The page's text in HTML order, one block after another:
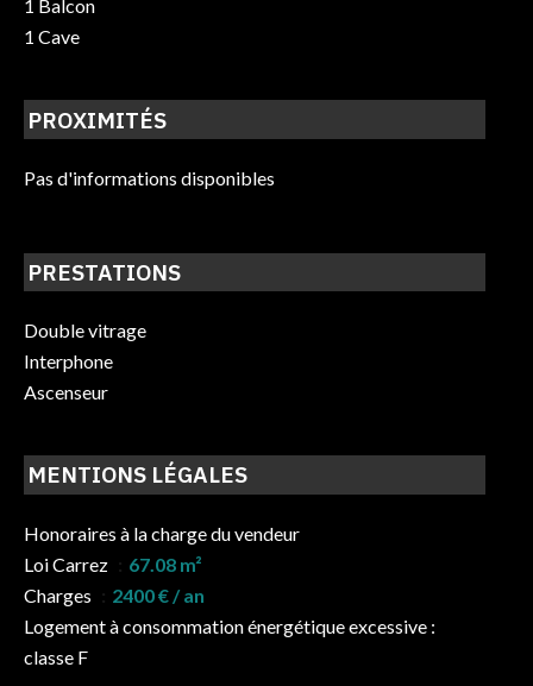
1 Balcon
1 Cave
PROXIMITÉS
Pas d'informations disponibles
PRESTATIONS
Double vitrage
Interphone
Ascenseur
MENTIONS LÉGALES
Honoraires à la charge du vendeur
Loi Carrez
67.08 m²
Charges
2400 € / an
Logement à consommation énergétique excessive :
classe F